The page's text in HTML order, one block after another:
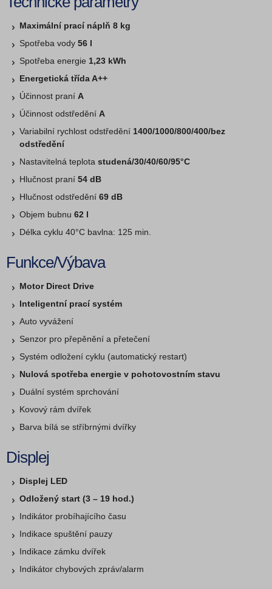
Maximální prací náplň 8 kg
Spotřeba vody 56 l
Spotřeba energie 1,23 kWh
Energetická třída A++
Účinnost praní A
Účinnost odstředění A
Variabilní rychlost odstředění 1400/1000/800­/400/bez
odstředění
Nastavitelná teplota studená/30/40/60/­95°C
Hlučnost praní 54 dB
Hlučnost odstředění 69 dB
Objem bubnu 62 l
Délka cyklu 40°C bavlna: 125 min.
Funkce/Výbava
Motor Direct Drive
Inteligentní prací systém
Auto vyvážení
Senzor pro přepěnění a přetečení
Systém odložení cyklu (automatický restart)
Nulová spotřeba energie v pohotovostním stavu
Duální systém sprchování
Kovový rám dvířek
Barva bílá se stříbrnými dvířky
Displej
Displej LED
Odložený start (3 – 19 hod.)
Indikátor probíhajícího času
Indikace spuštění pauzy
Indikace zámku dvířek
Indikátor chybových zpráv/alarm